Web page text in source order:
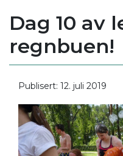
Dag 10 av
regnbuen!
Publisert: 12. juli 2019